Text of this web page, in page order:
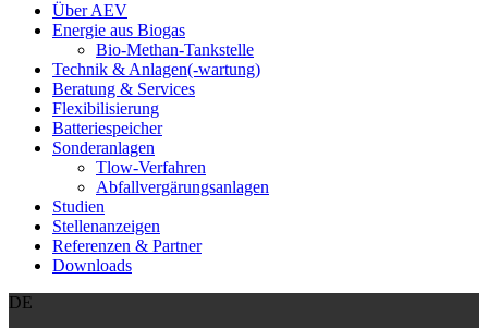
Über AEV
Energie aus Biogas
Bio-Methan-Tankstelle
Technik & Anlagen(-wartung)
Beratung & Services
Flexibilisierung
Batteriespeicher
Sonderanlagen
Tlow-Verfahren
Abfallvergärungsanlagen
Studien
Stellenanzeigen
Referenzen & Partner
Downloads
DE